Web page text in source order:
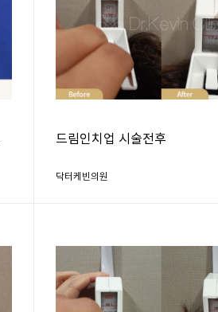
드림인치업 시술전후
닥터케빈의원